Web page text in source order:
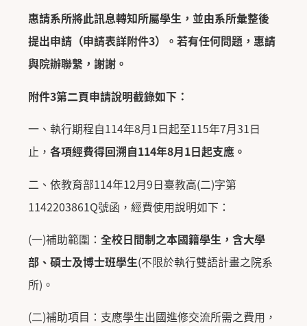
惠請系所將此訊息轉知所屬學生，並由系所彙整後
提出申請（申請表詳附件3）。若有任何問題，惠請
與院辦聯繫，謝謝。
附件3第二頁申請說明截錄如下 ：
一、執行期程自114年8月1日起至115年7月31日
止，各項經費得回溯自114年8月1日起支應。
二、依教育部114年12月9日臺教高(二)字第
1142203861Q號函，經費使用說明如下：
(一)補助範圍：全校日間制之本國籍學生，含大學
部、碩士及博士班學生(不限於執行雙語計畫之院系
所)。
(二)補助項目：支應學生出國進修交流所需之費用，